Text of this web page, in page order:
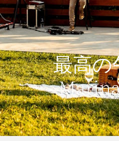
最高の